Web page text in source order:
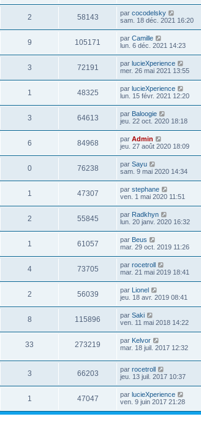
2 58143 par cocodelsky
sam. 18 déc. 2021 16:20
9 105171 par Camille
lun. 6 déc. 2021 14:23
3 72191 par lucieXperience
mer. 26 mai 2021 13:55
1 48325 par lucieXperience
lun. 15 févr. 2021 12:20
3 64613 par Baloogie
jeu. 22 oct. 2020 18:18
6 84968 par Admin
jeu. 27 août 2020 18:09
0 76238 par Sayu
sam. 9 mai 2020 14:34
1 47307 par stephane
ven. 1 mai 2020 11:51
2 55845 par Radkhyn
lun. 20 janv. 2020 16:32
1 61057 par Beus
mar. 29 oct. 2019 11:26
4 73705 par rocetroll
mar. 21 mai 2019 18:41
2 56039 par Lionel
jeu. 18 avr. 2019 08:41
8 115896 par Saki
ven. 11 mai 2018 14:22
33 273219 par Kelvor
mar. 18 juil. 2017 12:32
3 66203 par rocetroll
jeu. 13 juil. 2017 10:37
1 47047 par lucieXperience
ven. 9 juin 2017 21:28